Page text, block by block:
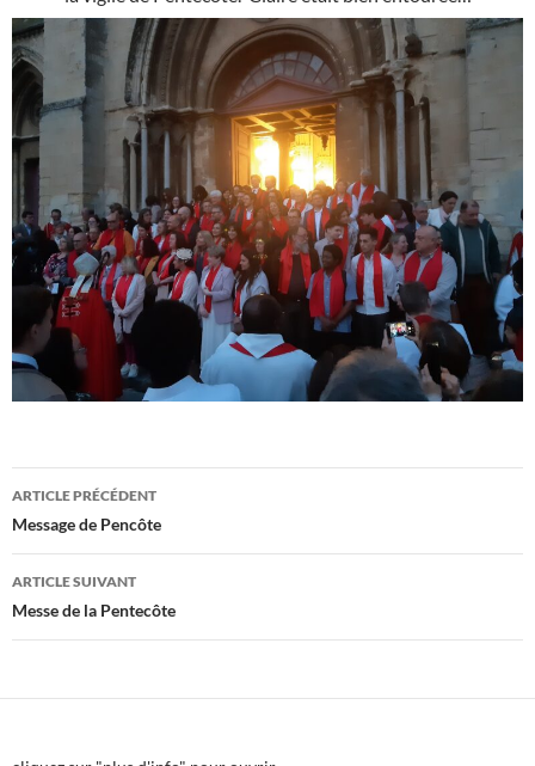
Navigation
des
articles
ARTICLE PRÉCÉDENT
Message de Pencôte
ARTICLE SUIVANT
Messe de la Pentecôte